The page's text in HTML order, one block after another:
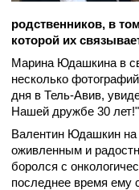
родственников, в
которой их
Марина Юдашкина в
несколько
дня в Тель-Авив,
Нашей дружбе 30
Валентин Юдашкин на
оживленным и
боролся с
последнее время ему